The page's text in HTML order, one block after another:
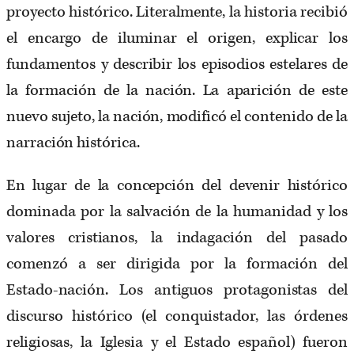
proyecto histórico. Literalmente, la historia recibió
el encargo de iluminar el origen, explicar los
fundamentos y describir los episodios estelares de
la formación de la nación. La aparición de este
nuevo sujeto, la nación, modificó el contenido de la
narración histórica.
En lugar de la concepción del devenir histórico
dominada por la salvación de la humanidad y los
valores cristianos, la indagación del pasado
comenzó a ser dirigida por la formación del
Estado-nación. Los antiguos protagonistas del
discurso histórico (el conquistador, las órdenes
religiosas, la Iglesia y el Estado español) fueron